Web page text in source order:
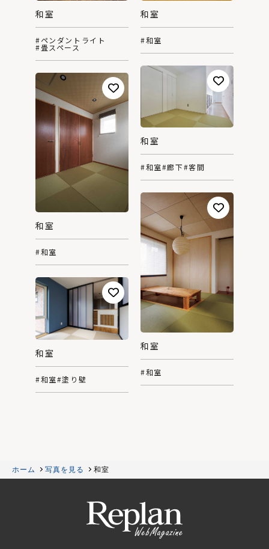
和室
#ペンダントライト
#畳スペース
和室
#和室
和室
#和室#廊下#客間
和室
#和室
和室
#和室
和室
#和室#塗り壁
ホーム 写真を見る 和室